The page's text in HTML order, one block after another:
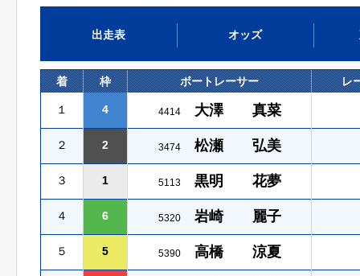
出走表 オッズ
着 枠 ボートレーサー レ
１ 4 4414 大澤 真菜
２ 2 3474 松瀬 弘美
３ 1 5113 黒明 花夢
４ 6 5320 岩崎 麗子
５ 5 5390 高橋 涼夏